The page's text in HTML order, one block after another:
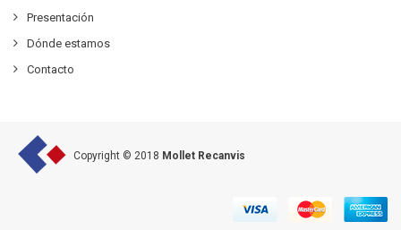
Presentación
Dónde estamos
Contacto
Copyright © 2018 Mollet Recanvis